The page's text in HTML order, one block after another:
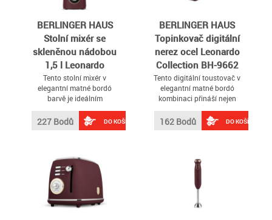
BERLINGER HAUS
Stolní mixér se
skleněnou nádobou
1,5 l Leonardo
Collection BH-9494
Tento stolní mixér v
elegantní matné bordó
barvě je ideálním
každodenní přípravu
smoothie, koktejlů, omáček
227 Bodů DO KOŠÍKU
BERLINGER HAUS
Topinkovač digitální
nerez ocel Leonardo
Collection BH-9662
Tento digitální toustovač v
elegantní matné bordó
kombinaci přináší nejen
stylový vzhled, ale i
praktické funkce pro
pohodlnou přípravu vašich
162 Bodů DO KOŠÍKU